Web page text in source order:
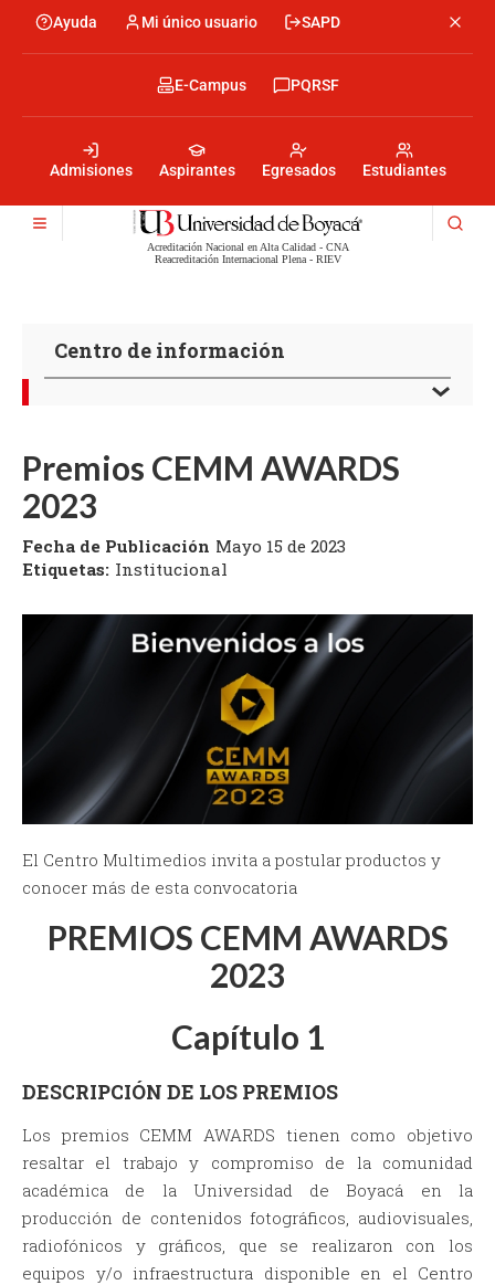
contenido
Menu
encabezado
Ayuda Mi único usuario SAPD
encabezado
Admisiones Aspirantes Egresados Estudiantes
Menu
encabezado
-
Derecha
E-Campus PQRSF
Menú
Acreditación Nacional en Alta Calidad - CNA
Reacreditación Internacional Plena - RIEV
Centro de información
Premios CEMM AWARDS
2023
Fecha de Publicación Mayo 15 de 2023
Etiquetas: Institucional
El Centro Multimedios invita a postular productos y
conocer más de esta convocatoria
PREMIOS CEMM AWARDS
2023
Capítulo 1
DESCRIPCIÓN DE LOS PREMIOS
Los premios CEMM AWARDS tienen como objetivo
resaltar el trabajo y compromiso de la comunidad
académica de la Universidad de Boyacá en la
producción de contenidos fotográficos, audiovisuales,
radiofónicos y gráficos, que se realizaron con los
equipos y/o infraestructura disponible en el Centro